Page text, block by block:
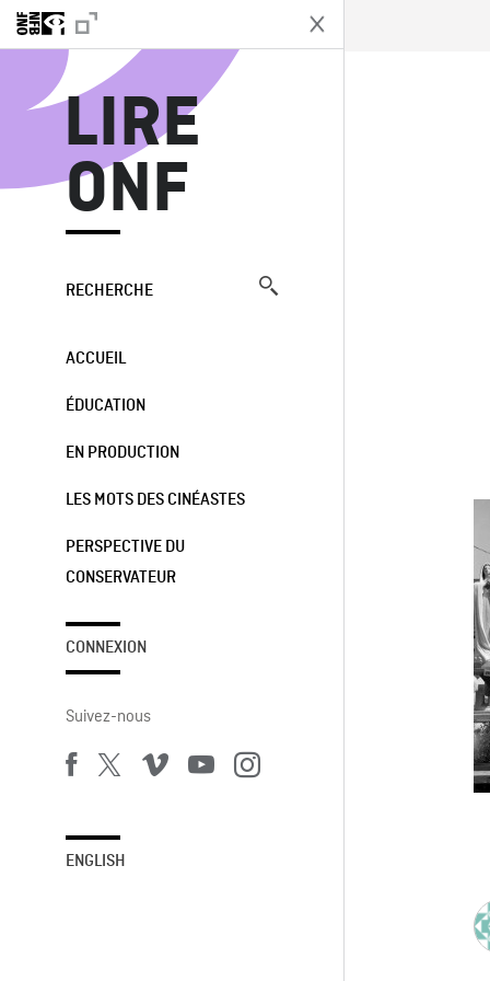
LIRE
ONF
RECHERCHE
ACCUEIL
ÉDUCATION
EN PRODUCTION
LES MOTS DES CINÉASTES
PERSPECTIVE DU
CONSERVATEUR
CONNEXION
Suivez-nous
ENGLISH